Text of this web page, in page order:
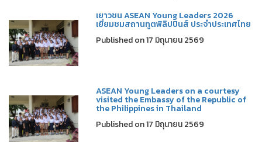
เยาวชน ASEAN Young Leaders 2026
เยี่ยมชมสถานทูตฟิลิปปินส์ ประจำประเทศไทย
Published on 17 มิถุนายน 2569
ASEAN Young Leaders on a courtesy
visited the Embassy of the Republic of
the Philippines in Thailand
Published on 17 มิถุนายน 2569